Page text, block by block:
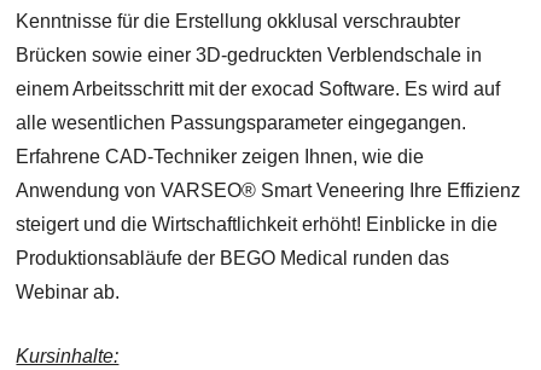
Kenntnisse für die Erstellung okklusal verschraubter
Brücken sowie einer 3D-gedruckten Verblendschale in
einem Arbeitsschritt mit der exocad Software. Es wird auf
alle wesentlichen Passungsparameter eingegangen.
Erfahrene CAD-Techniker zeigen Ihnen, wie die
Anwendung von VARSEO® Smart Veneering Ihre Effizienz
steigert und die Wirtschaftlichkeit erhöht! Einblicke in die
Produktionsabläufe der BEGO Medical runden das
Webinar ab.
Kursinhalte: